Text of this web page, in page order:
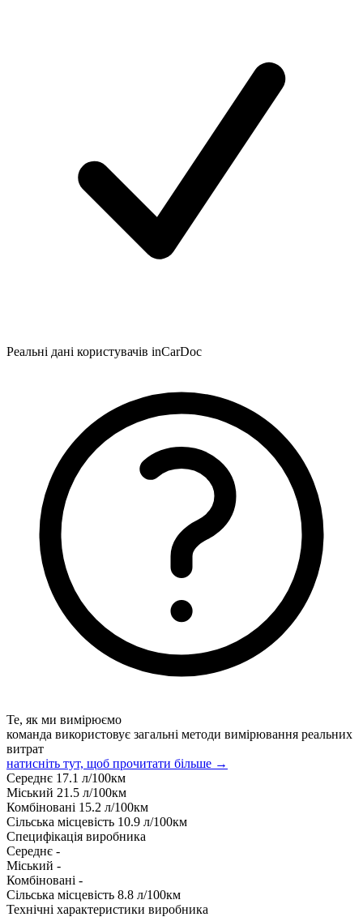
Реальні дані користувачів inCarDoc
Те, як ми вимірюємо
команда використовує загальні методи вимірювання реальних
витрат
натисніть тут, щоб прочитати більше →
Середнє 17.1 л/100км
Міський 21.5 л/100км
Комбіновані 15.2 л/100км
Сільська місцевість 10.9 л/100км
Специфікація виробника
Середнє -
Міський -
Комбіновані -
Сільська місцевість 8.8 л/100км
Технічні характеристики виробника